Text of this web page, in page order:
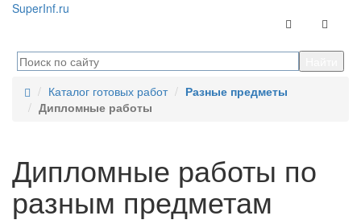
SuperInf.ru
Контакты
Каталог готовых работ
Разные предметы
Дипломные работы
Дипломные работы по
разным предметам